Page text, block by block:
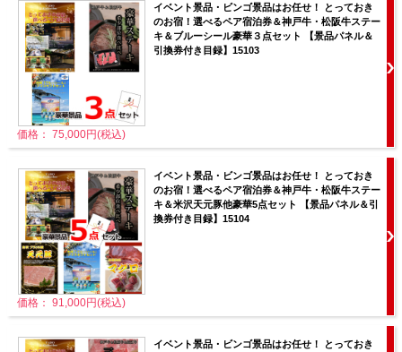
イベント景品・ビンゴ景品はお任せ！ とっておき
のお宿！選べるペア宿泊券＆神戸牛・松阪牛ステー
キ＆ブルーシール豪華３点セット 【景品パネル＆
引換券付き目録】15103
価格： 75,000円(税込)
イベント景品・ビンゴ景品はお任せ！ とっておき
のお宿！選べるペア宿泊券＆神戸牛・松阪牛ステー
キ＆米沢天元豚他豪華5点セット 【景品パネル＆引
換券付き目録】15104
価格： 91,000円(税込)
イベント景品・ビンゴ景品はお任せ！ とっておき